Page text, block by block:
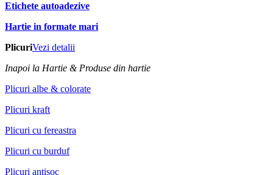
Etichete autoadezive
Hartie in formate mari
PlicuriVezi detalii
Inapoi la Hartie & Produse din hartie
Plicuri albe & colorate
Plicuri kraft
Plicuri cu fereastra
Plicuri cu burduf
Plicuri antisoc